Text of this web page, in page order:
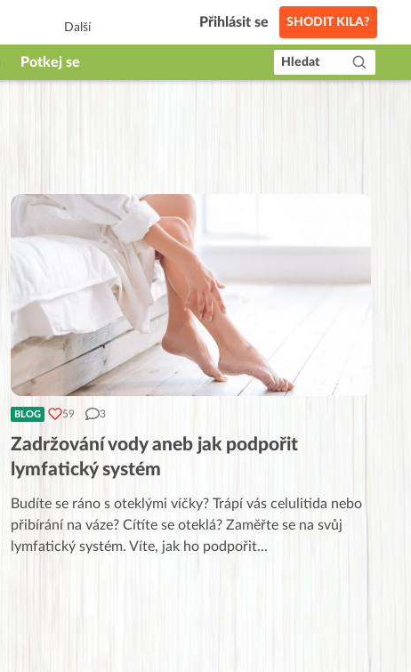
Další Přihlásit se SHODIT KILA?
Potkej se Hledat
BLOG 59 3
Zadržování vody aneb jak podpořit
lymfatický systém
Budíte se ráno s oteklými víčky? Trápí vás celulitida nebo
přibírání na váze? Cítíte se oteklá? Zaměřte se na svůj
lymfatický systém. Víte, jak ho podpořit...